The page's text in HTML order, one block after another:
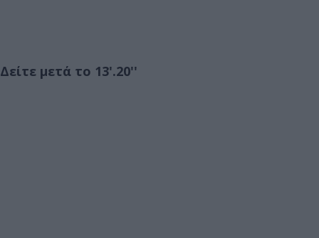
Δείτε μετά το 13'.20''